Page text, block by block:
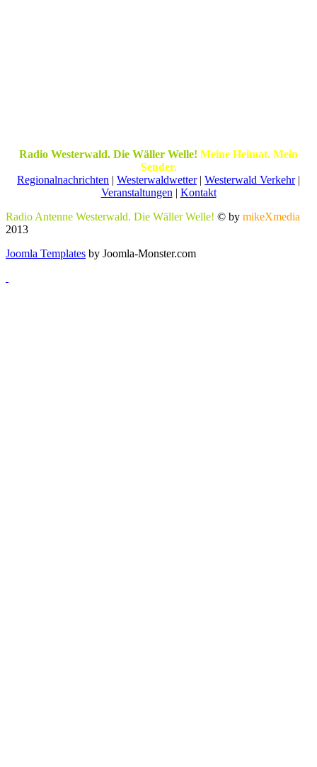
Radio Westerwald. Die Wäller Welle! Meine Heimat. Mein
Sender.
Regionalnachrichten | Westerwaldwetter| Westerwald Verkehr|
Veranstaltungen | Kontakt
Radio Antenne Westerwald. Die Wäller Welle! © by mikeXmedia
2013
Joomla Templates by Joomla-Monster.com